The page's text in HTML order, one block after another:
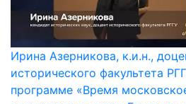
Ирина Азерникова, к.и.н.,
исторического факультета
программе «Время